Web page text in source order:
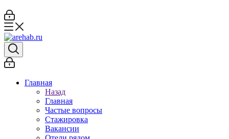
Главная
Назад
Главная
Частые вопросы
Стажировка
Вакансии